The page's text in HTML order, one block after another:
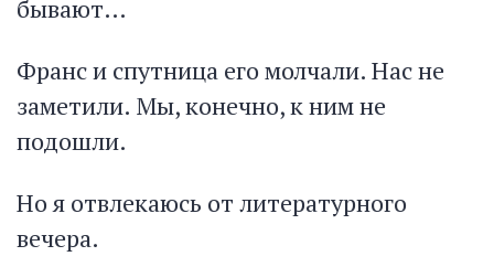
бывают…
Франс и спутница его молчали. Нас не
заметили. Мы, конечно, к ним не
подошли.
Но я отвлекаюсь от литературного
вечера.